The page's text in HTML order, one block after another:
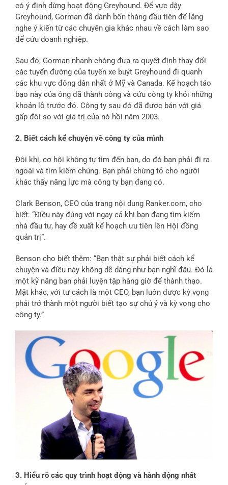
có ý định dừng hoạt động Greyhound. Để vực dậy
Greyhound, Gorman đã dành bốn tháng đầu tiên để lắng
nghe ý kiến từ các chuyên gia khác nhau về cách làm sao
để cứu doanh nghiệp.
Sau đó, Gorman nhanh chóng đưa ra quyết định thay đổi
các tuyến đường của tuyến xe buýt Greyhound đi quanh
các khu vực đông dân nhất ở Mỹ và Canada. Kế hoạch táo
bạo này của ông đã thành công và cứu công ty khỏi những
khoản lỗ trước đó. Công ty sau đó đã được bán với giá
gấp đôi so với giá trị của nó hồi năm 2003.
2. Biết cách kể chuyện về công ty của mình
Đôi khi, cơ hội không tự tìm đến bạn, do đó bạn phải đi ra
ngoài và tìm kiếm chúng. Bạn phải chứng tỏ cho người
khác thấy năng lực mà công ty bạn đang có.
Clark Benson, CEO của trang nội dung Ranker.com, cho
biết: “Điều này đúng với ngay cả khi bạn đang tìm kiếm
nhà đầu tư, hay đề xuất kế hoạch ưu tiên lên Hội đồng
quản trị”.
Benson cho biết thêm: “Bạn thật sự phải biết cách kể
chuyện và điều này không dễ dàng như bạn nghĩ đâu. Đó là
một kỹ năng bạn phải luyện tập hàng giờ để thành thạo.
Mặt khác, với tư cách là một CEO, bạn luôn được kỳ vọng
phải trở thành một người biết tạo sự chú ý và kỳ vọng cho
công ty.”
3. Hiểu rõ các quy trình hoạt động và hành động nhất